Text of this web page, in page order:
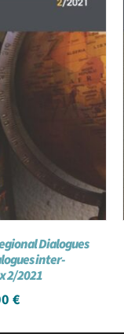
Dialogues
inter-
2/2021
€